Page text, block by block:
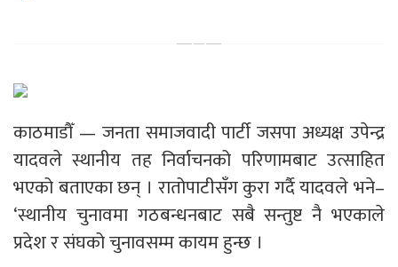
काठमाडौँ — जनता समाजवादी पार्टी जसपा अध्यक्ष उपेन्द्र
यादवले स्थानीय तह निर्वाचनको परिणामबाट उत्साहित
भएको बताएका छन् । रातोपाटीसँग कुरा गर्दै यादवले भने–
‘स्थानीय चुनावमा गठबन्धनबाट सबै सन्तुष्ट नै भएकाले
प्रदेश र संघको चुनावसम्म कायम हुन्छ ।